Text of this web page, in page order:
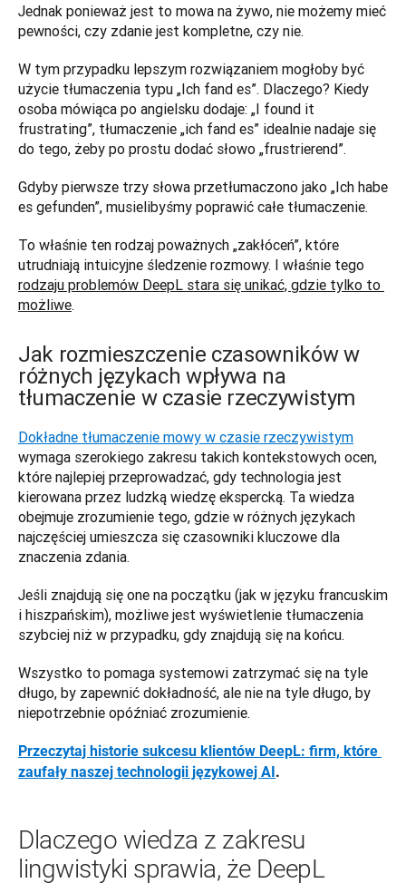
Jednak ponieważ jest to mowa na żywo, nie możemy mieć
pewności, czy zdanie jest kompletne, czy nie.
W tym przypadku lepszym rozwiązaniem mogłoby być
użycie tłumaczenia typu „Ich fand es”. Dlaczego? Kiedy
osoba mówiąca po angielsku dodaje: „I found it
frustrating”, tłumaczenie „ich fand es” idealnie nadaje się
do tego, żeby po prostu dodać słowo „frustrierend”.
Gdyby pierwsze trzy słowa przetłumaczono jako „Ich habe
es gefunden”, musielibyśmy poprawić całe tłumaczenie.
To właśnie ten rodzaj poważnych „zakłóceń”, które
rodzaju problemów DeepL stara się unikać, gdzie tylko to
możliwe.
Jak rozmieszczenie czasowników w
różnych językach wpływa na
tłumaczenie w czasie rzeczywistym
Dokładne tłumaczenie mowy w czasie rzeczywistym
wymaga szerokiego zakresu takich kontekstowych ocen,
które najlepiej przeprowadzać, gdy technologia jest
kierowana przez ludzką wiedzę ekspercką. Ta wiedza
obejmuje zrozumienie tego, gdzie w różnych językach
najczęściej umieszcza się czasowniki kluczowe dla
znaczenia zdania.
Jeśli znajdują się one na początku (jak w języku francuskim
i hiszpańskim), możliwe jest wyświetlenie tłumaczenia
szybciej niż w przypadku, gdy znajdują się na końcu.
Wszystko to pomaga systemowi zatrzymać się na tyle
długo, by zapewnić dokładność, ale nie na tyle długo, by
niepotrzebnie opóźniać zrozumienie.
Przeczytaj historie sukcesu klientów DeepL: firm, które
zaufały naszej technologii językowej AI.
Dlaczego wiedza z zakresu
lingwistyki sprawia, że DeepL